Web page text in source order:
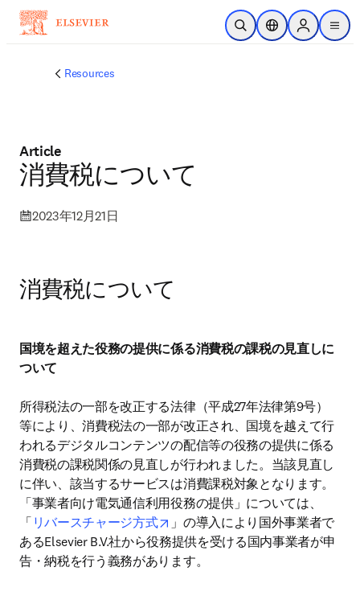
メインのコンテンツにスキップ
検索を開くロケーションセレ
Sign in to
menu
Resources
Article
消費税について
2023年12月21日
消費税について
国境を超えた役務の提供に係る消費税の課税の見直しに
ついて
所得税法の一部を改正する法律（平成27年法律第9号）
等により、消費税法の一部が改正され、国境を越えて行
われるデジタルコンテンツの配信等の役務の提供に係る
消費税の課税関係の見直しが行われました。当該見直し
に伴い、該当するサービスは消費課税対象となります。
「事業者向け電気通信利用役務の提供」については、
「 リバースチャージ方式 opens in new tab/window
」の導入により国外事業者で
あるElsevier B.V.社から役務提供を受ける国内事業者が申
告・納税を行う義務があります。